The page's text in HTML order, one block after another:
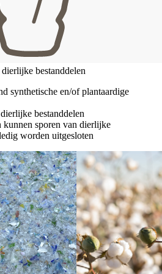
bestanddelen
synthetische en/of plantaardige
bestanddelen
sporen van dierlijke
worden uitgesloten